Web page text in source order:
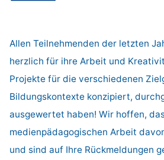
Allen Teilnehmenden der letzten
herzlich für ihre Arbeit und
Projekte für die verschiedenen
Bildungskontexte konzipiert,
ausgewertet haben! Wir hoffen,
medienpädagogischen Arbeit
und sind auf Ihre Rückmeldungen